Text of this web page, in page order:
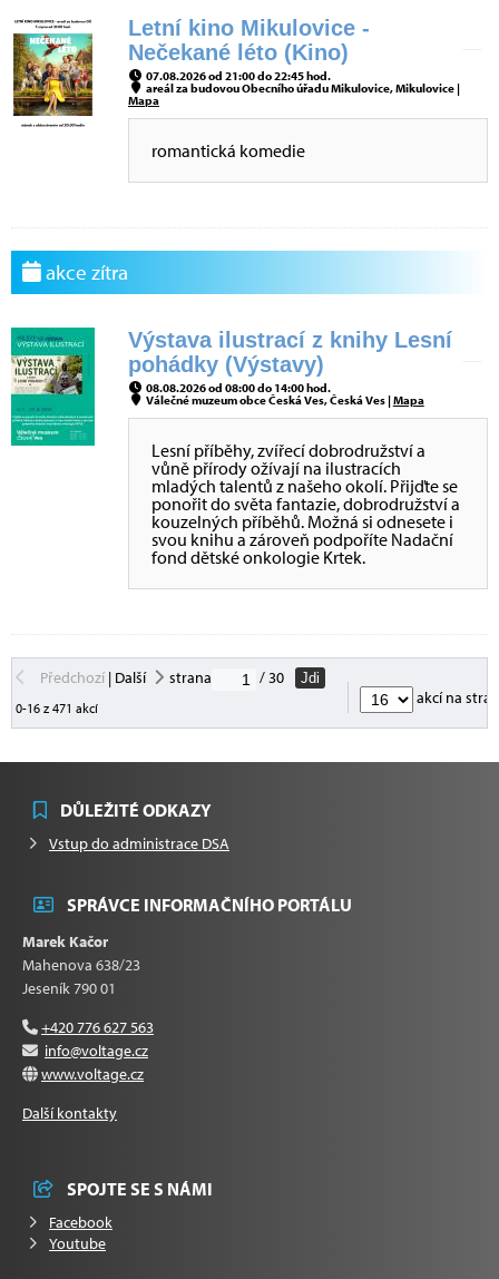
Letní kino Mikulovice -
Nečekané léto (Kino)
07.08.2026 od 21:00 do 22:45 hod.
areál za budovou Obecního úřadu Mikulovice, Mikulovice |
Mapa
romantická komedie
akce zítra
Výstava ilustrací z knihy Lesní
pohádky (Výstavy)
08.08.2026 od 08:00 do 14:00 hod.
Válečné muzeum obce Česká Ves, Česká Ves |Mapa
Lesní příběhy, zvířecí dobrodružství a
vůně přírody ožívají na ilustracích
mladých talentů z našeho okolí. Přijďte se
ponořit do světa fantazie, dobrodružství a
kouzelných příběhů. Možná si odnesete i
svou knihu a zároveň podpoříte Nadační
fond dětské onkologie Krtek.
Předchozí| Další strana / 30
Jdi
0-16 z 471 akcí
akcí na
DŮLEŽITÉ ODKAZY
Vstup do administrace DSA
SPRÁVCE INFORMAČNÍHO PORTÁLU
Marek Kačor
Mahenova 638/23
Jeseník 790 01
+420 776 627 563
info@voltage.cz
www.voltage.cz
Další kontakty
SPOJTE SE S NÁMI
Facebook
Youtube